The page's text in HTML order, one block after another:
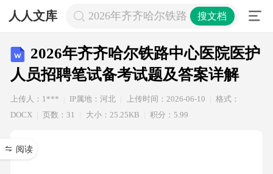
人人文库 2026年齐齐哈尔铁路中心医院医护人
搜文档
2026年齐齐哈尔铁路中心医院医护
人员招聘笔试备考试题及答案详解
上传人：1*** IP属地：河北 上传时间：2026-06-10
格式：
DOCX
页数：31 大小：25.25KB 积分：5.99
阅读